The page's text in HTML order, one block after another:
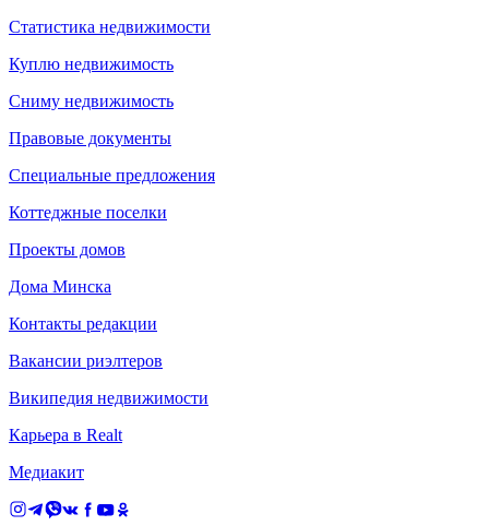
Статистика недвижимости
Куплю недвижимость
Сниму недвижимость
Правовые документы
Специальные предложения
Коттеджные поселки
Проекты домов
Дома Минска
Контакты редакции
Вакансии риэлтеров
Википедия недвижимости
Карьера в Realt
Медиакит